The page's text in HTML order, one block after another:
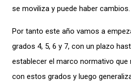
se moviliza y puede haber cambios.
Por tanto este año vamos a
grados 4, 5, 6 y 7, con un plazo
establecer el marco normativo
con estos grados y luego